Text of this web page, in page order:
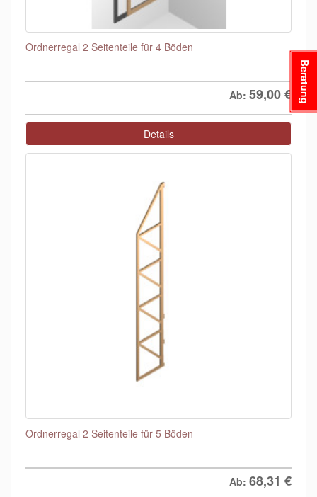
Ordnerregal 2 Seitenteile für 4 Böden
Ab: 59,00€
Details
Ordnerregal 2 Seitenteile für 5 Böden
Ab: 68,31 €
Beratung